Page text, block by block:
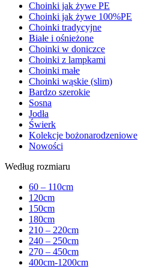
Choinki jak żywe PE
Choinki jak żywe 100%PE
Choinki tradycyjne
Białe i ośnieżone
Choinki w doniczce
Choinki z lampkami
Choinki małe
Choinki wąskie (slim)
Bardzo szerokie
Sosna
Jodła
Świerk
Kolekcje bożonarodzeniowe
Nowości
Według rozmiaru
60 – 110cm
120cm
150cm
180cm
210 – 220cm
240 – 250cm
270 – 450cm
400cm-1200cm